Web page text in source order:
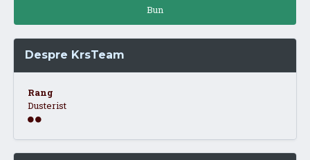
Bun
Despre KrsTeam
Rang
Dusterist